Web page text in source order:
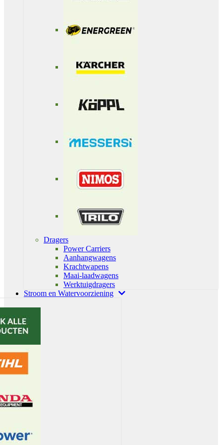
Dragers
Power Carriers
Aanhangwagens
Krachtwapens
Maai-laadwagens
Werktuigdragers
Stroom en Watervoorziening